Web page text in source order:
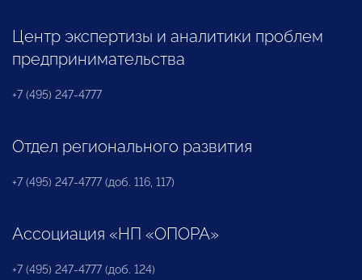
Центр экспертизы и аналитики проблем
предпринимательства
+7 (495) 247-4777
Отдел регионального развития
+7 (495) 247-4777 (доб. 116, 117)
Ассоциация «НП «ОПОРА»
+7 (495) 247-4777 (доб. 124)